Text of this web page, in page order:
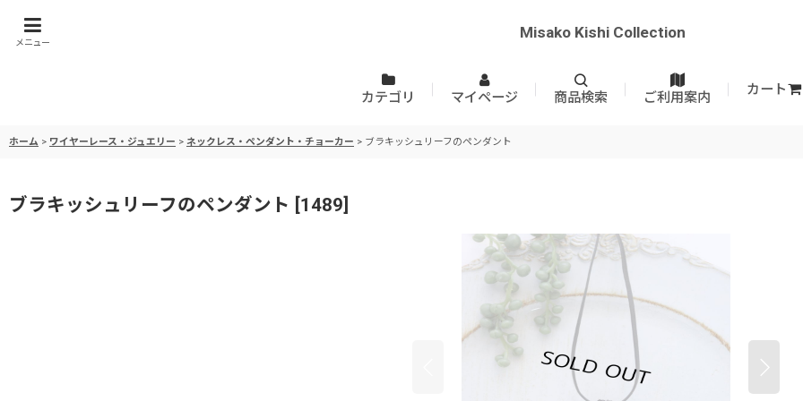
メニュー
Misako Kishi Collection
カテゴリ マイページ 商品検索 ご利用案内
カート
ホーム > ワイヤーレース・ジュエリー > ネックレス・ペンダント・チョーカー > ブラキッシュリーフのペンダント
ブラキッシュリーフのペンダント [1489]